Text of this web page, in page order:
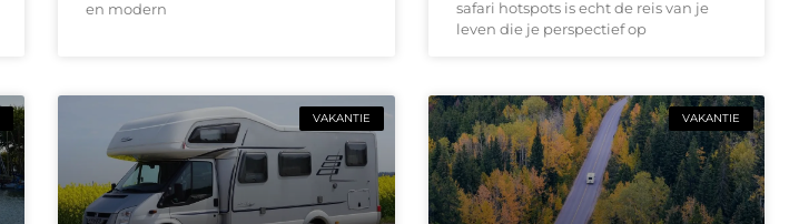
en modern
safari hotspots is echt de reis van je
leven die je perspectief op
VAKANTIE VAKANTIE